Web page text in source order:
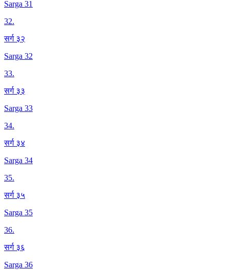
Sarga 31
32.
सर्ग ३२
Sarga 32
33.
सर्ग ३३
Sarga 33
34.
सर्ग ३४
Sarga 34
35.
सर्ग ३५
Sarga 35
36.
सर्ग ३६
Sarga 36